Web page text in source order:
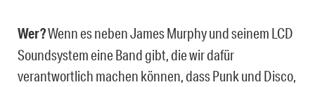
Wer?Wenn es neben James Murphy und seinem LCD
Soundsystem eine Band gibt, die wir dafür
verantwortlich machen können, dass Punk und Disco,